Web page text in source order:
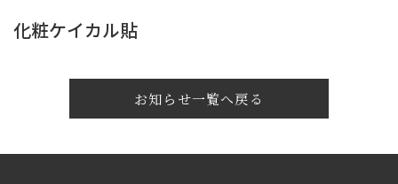
化粧ケイカル貼
お知らせ一覧へ戻る